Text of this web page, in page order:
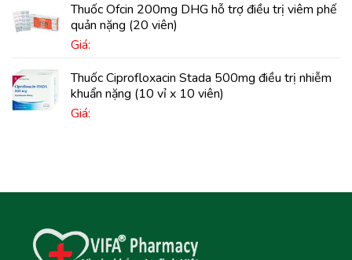
Thuốc Ofcin 200mg DHG hỗ trợ điều trị viêm phế
quản nặng (20 viên)
Giá:
Thuốc Ciprofloxacin Stada 500mg điều trị nhiễm
khuẩn nặng (10 vỉ x 10 viên)
Giá: